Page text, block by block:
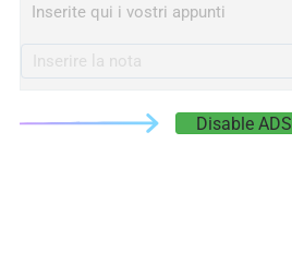
Inserite qui i vostri appunti
Disable ADS